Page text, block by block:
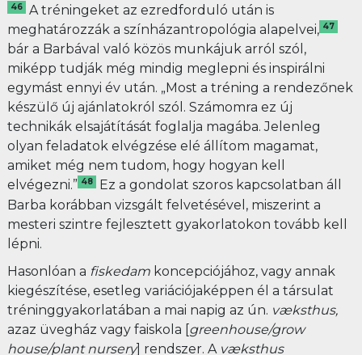
46
A tréningeket az ezredforduló után is
meghatározzák a színházantropológia alapelvei, 47
bár a Barbával való közös munkájuk arról szól,
miképp tudják még mindig meglepni és inspirálni
egymást ennyi év után. „Most a tréning a rendezőnek
készülő új ajánlatokról szól. Számomra ez új
technikák elsajátítását foglalja magába. Jelenleg
olyan feladatok elvégzése elé állítom magamat,
amiket még nem tudom, hogy hogyan kell
elvégezni.” 48
Ez a gondolat szoros kapcsolatban áll
Barba korábban vizsgált felvetésével, miszerint a
mesteri szintre fejlesztett gyakorlatokon tovább kell
lépni.
Hasonlóan a fiskedamkoncepciójához, vagy annak
kiegészítése, esetleg variációjaképpen él a társulat
tréninggyakorlatában a mai napig az ún. væksthus,
azaz üvegház vagy faiskola [greenhouse/grow
house/plant nursery] rendszer. A væksthus